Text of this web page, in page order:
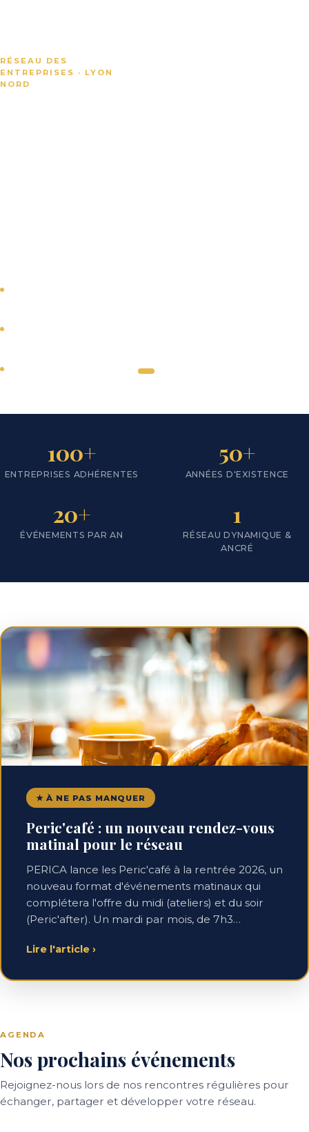
RÉSEAU DES
ENTREPRISES · LYON
NORD
Notre
100+
ENTREPRISES ADHÉRENTES
50+
ANNÉES D'EXISTENCE
20+
ÉVÉNEMENTS PAR AN
1
RÉSEAU DYNAMIQUE &
ANCRÉ
★ À NE PAS MANQUER
Peric'café : un nouveau rendez-vous
matinal pour le réseau
PERICA lance les Peric'café à la rentrée 2026, un
nouveau format d'événements matinaux qui
complétera l'offre du midi (ateliers) et du soir
(Peric'after). Un mardi par mois, de 7h3…
Lire l'article ›
AGENDA
Nos prochains événements
Rejoignez-nous lors de nos rencontres régulières pour
échanger, partager et développer votre réseau.